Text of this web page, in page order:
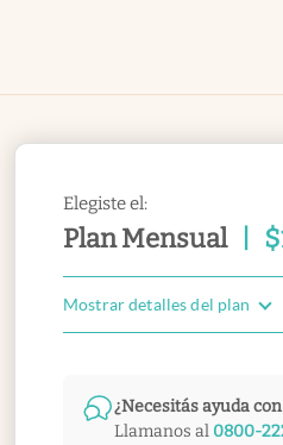
Elegiste el:
Plan Mensual $
Mostrar detalles del plan
¿Necesitás ayuda
Llamanos al 0800-